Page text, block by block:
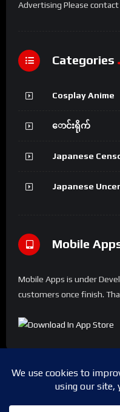
Advertising Please
Categories
Cosplay Anime
ောင်းရိုက်
Japanese
Japanese
Mobile
Mobile Apps is under
customers once finish.